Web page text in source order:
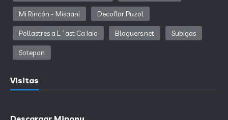
Mi Rincón - Misaani Decoflor Puzol
Pollastres a L´ast Ca Iaio Bloguers.net Subigas
Sotepan
Visitas